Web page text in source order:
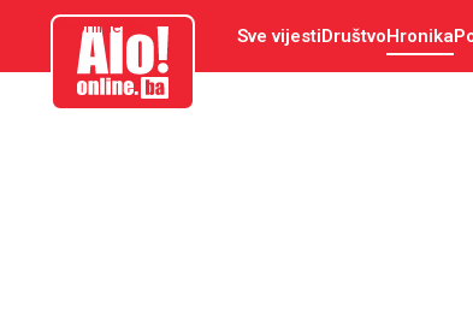
aloonline.ba Sve vijestiDruštvoHronika